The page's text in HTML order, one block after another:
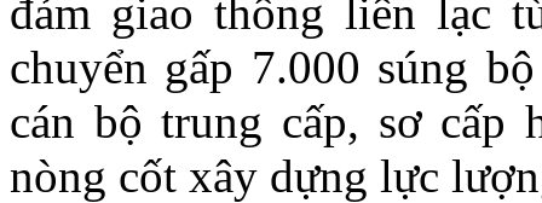
đảm giao thông liên lạc
chuyển gấp 7.000 súng
cán bộ trung cấp, sơ cấp
nòng cốt xây dựng lực